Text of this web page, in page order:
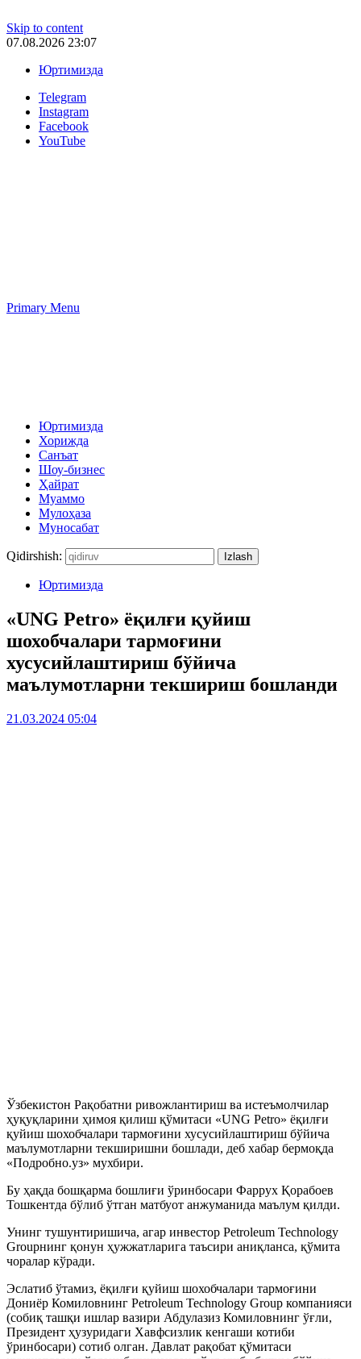
Skip to content
07.08.2026 23:07
Юртимизда
Telegram
Instagram
Facebook
YouTube
Primary Menu
Юртимизда
Хорижда
Санъат
Шоу-бизнес
Ҳайрат
Муаммо
Мулоҳаза
Муносабат
Qidirshish:
Юртимизда
«UNG Petro» ёқилғи қуйиш
шохобчалари тармоғини
хусусийлаштириш бўйича
маълумотларни текшириш бошланди
21.03.2024 05:04
Ўзбекистон Рақобатни ривожлантириш ва истеъмолчилар
ҳуқуқларини ҳимоя қилиш қўмитаси «UNG Petro» ёқилғи
қуйиш шохобчалари тармоғини хусусийлаштириш бўйича
маълумотларни текширишни бошлади, деб хабар бермоқда
«Подробно.уз» мухбири.
Бу ҳақда бошқарма бошлиғи ўринбосари Фаррух Қорабоев
Тошкентда бўлиб ўтган матбуот анжуманида маълум қилди.
Унинг тушунтиришича, агар инвестор Petroleum Technology
Groupнинг қонун ҳужжатларига таъсири аниқланса, қўмита
чоралар кўради.
Эслатиб ўтамиз, ёқилғи қуйиш шохобчалари тармоғини
Дониёр Комиловнинг Petroleum Technology Group компанияси
(собиқ ташқи ишлар вазири Абдулазиз Комиловнинг ўғли,
Президент ҳузуридаги Хавфсизлик кенгаши котиби
ўринбосари) сотиб олган. Давлат рақобат қўмитаси